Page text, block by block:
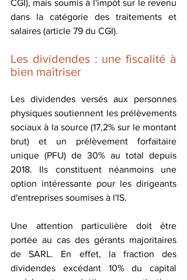
CGI), mais soumis à l'impôt sur le revenu
dans la catégorie des traitements et
salaires (article 79 du CGI).
Les dividendes : une fiscalité à
bien maîtriser
Les dividendes versés aux personnes
physiques soutiennent les prélèvements
sociaux à la source (17,2% sur le montant
brut) et un prélèvement forfaitaire
unique (PFU) de 30% au total depuis
2018. Ils constituent néanmoins une
option intéressante pour les dirigeants
d'entreprises soumises à l'IS.
Une attention particulière doit être
portée au cas des gérants majoritaires
de SARL. En effet, la fraction des
dividendes excédant 10% du capital